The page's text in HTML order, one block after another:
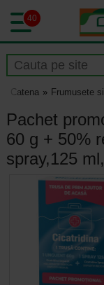
40
Catena Frumusete
Pachet
60 g + 50%
spray,125